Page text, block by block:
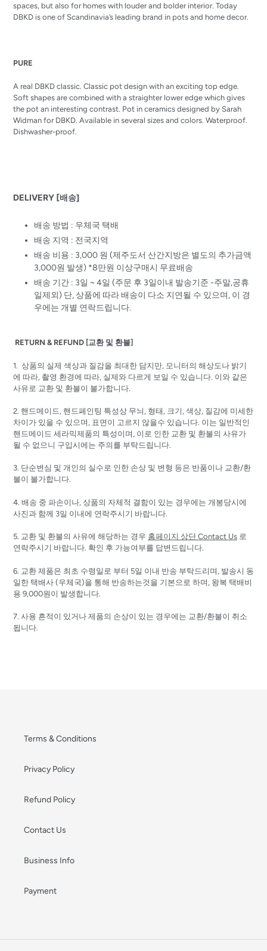
spaces, but also for homes with louder and bolder interior. Today
DBKD is one of Scandinavia’s leading brand in pots and home decor.
PURE
A real DBKD classic. Classic pot design with an exciting top edge.
Soft shapes are combined with a straighter lower edge which gives
the pot an interesting contrast. Pot in ceramics designed by Sarah
Widman for DBKD. Available in several sizes and colors. Waterproof.
Dishwasher-proof.
DELIVERY [배송]
배송 방법 : 우체국 택배
배송 지역 : 전국지역
배송 비용 : 3,000 원 (제주도서 산간지방은 별도의 추가금액
3,000원 발생) *8만원 이상구매시 무료배송
배송 기간 : 3일 ~ 4일 (주문 후 3일이내 발송기준 -주말,공휴
일제외) 단, 상품에 따라 배송이 다소 지연될 수 있으며, 이 경
우에는 개별 연락드립니다.
RETURN & REFUND [교환 및 환불]
1. 상품의 실제 색상과 질감을 최대한 담지만, 모니터의 해상도나 밝기
에 따라, 촬영 환경에 따라, 실제와 다르게 보일 수 있습니다. 이와 같은
사유로 교환 및 환불이 불가합니다.
2. 핸드메이드, 핸드페인팅 특성상 무늬, 형태, 크기, 색상, 질감에 미세한
차이가 있을 수 있으며, 표면이 고르지 않을수 있습니다. 이는 일반적인
핸드메이드 세라믹제품의 특성이며, 이로 인한 교환 및 환불의 사유가
될 수 없으니 구입시에는 주의를 부탁드립니다.
3. 단순변심 및 개인의 실수로 인한 손상 및 변형 등은 반품이나 교환/환
불이 불가합니다.
4. 배송 중 파손이나, 상품의 자체적 결함이 있는 경우에는 개봉당시에
사진과 함께 3일 이내에 연락주시기 바랍니다.
5. 교환 및 환불의 사유에 해당하는 경우 홈페이지 상단 Contact Us 로
연락주시기 바랍니다. 확인 후 가능여부를 답변드립니다.
6. 교환 제품은 최초 수령일로 부터 5일 이내 반송 부탁드리며, 발송시 동
일한 택배사 (우체국)을 통해 반송하는것을 기본으로 하며, 왕복 택배비
용 9,000원이 발생합니다.
7. 사용 흔적이 있거나 제품의 손상이 있는 경우에는 교환/환불이 취소
됩니다.
Terms & Conditions
Privacy Policy
Refund Policy
Contact Us
Business Info
Payment